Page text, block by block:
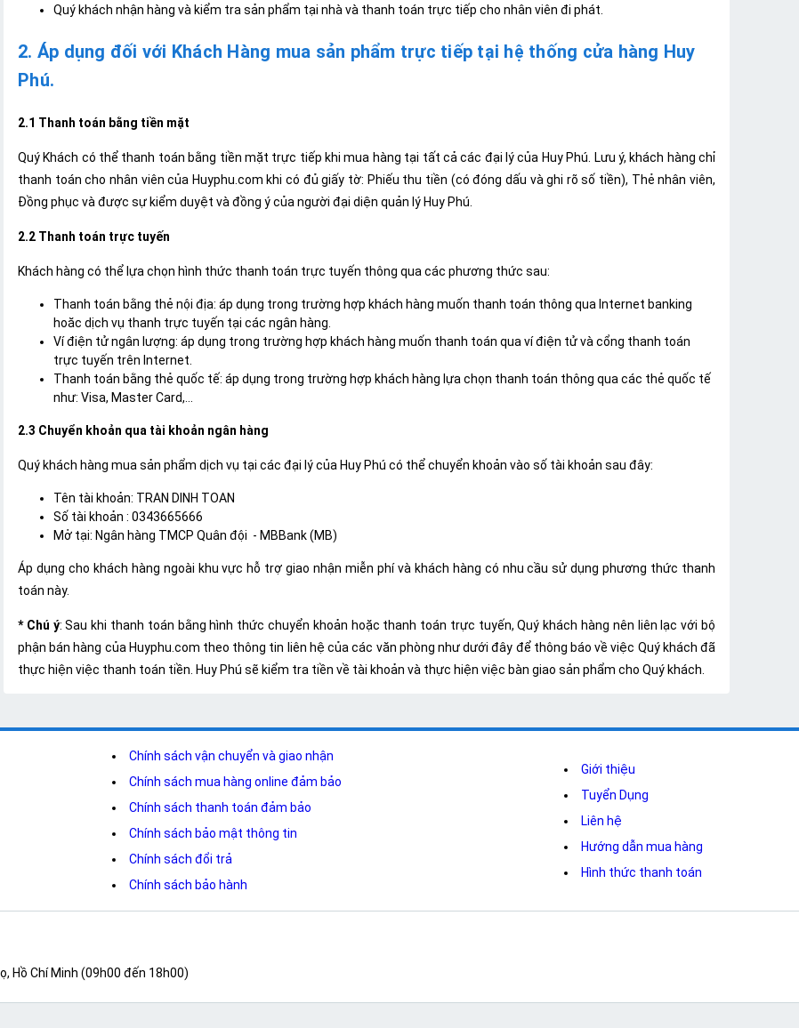
Quý khách nhận hàng và kiểm tra sản phẩm tại nhà và thanh toán trực tiếp cho nhân viên đi phát.
2. Áp dụng đối với Khách Hàng mua sản phẩm trực tiếp tại hệ thống cửa hàng Huy
Phú.
2.1 Thanh toán bằng tiền mặt
Quý Khách có thể thanh toán bằng tiền mặt trực tiếp khi mua hàng tại tất cả các đại lý của Huy Phú. Lưu ý, khách hàng chỉ
thanh toán cho nhân viên của Huyphu.com khi có đủ giấy tờ: Phiếu thu tiền (có đóng dấu và ghi rõ số tiền), Thẻ nhân viên,
Đồng phục và được sự kiểm duyệt và đồng ý của người đại diện quản lý Huy Phú.
2.2 Thanh toán trực tuyến
Khách hàng có thể lựa chọn hình thức thanh toán trực tuyến thông qua các phương thức sau:
Thanh toán bằng thẻ nội địa: áp dụng trong trường hợp khách hàng muốn thanh toán thông qua Internet banking
hoăc dịch vụ thanh trực tuyến tại các ngân hàng.
Ví điện tử ngân lượng: áp dụng trong trường hợp khách hàng muốn thanh toán qua ví điện tử và cổng thanh toán
trực tuyến trên Internet.
Thanh toán bằng thẻ quốc tế: áp dụng trong trường hợp khách hàng lựa chọn thanh toán thông qua các thẻ quốc tế
như: Visa, Master Card,...
2.3 Chuyển khoản qua tài khoản ngân hàng
Quý khách hàng mua sản phẩm dịch vụ tại các đại lý của Huy Phú có thể chuyển khoản vào số tài khoản sau đây:
Tên tài khoản: TRAN DINH TOAN
Số tài khoản : 0343665666
Mở tại: Ngân hàng TMCP Quân đội - MBBank (MB)
Áp dụng cho khách hàng ngoài khu vực hỗ trợ giao nhận miễn phí và khách hàng có nhu cầu sử dụng phương thức thanh
toán này.
* Chú ý: Sau khi thanh toán bằng hình thức chuyển khoản hoặc thanh toán trực tuyến, Quý khách hàng nên liên lạc với bộ
phận bán hàng của Huyphu.com theo thông tin liên hệ của các văn phòng như dưới đây để thông báo về việc Quý khách đã
thực hiện việc thanh toán tiền. Huy Phú sẽ kiểm tra tiền về tài khoản và thực hiện việc bàn giao sản phẩm cho Quý khách.
Chính sách vận chuyển và giao nhận
Chính sách mua hàng online đảm bảo
Chính sách thanh toán đảm bảo
Chính sách bảo mật thông tin
Chính sách đổi trả
Chính sách bảo hành
Giới thiệu
Tuyển Dụng
Liên hệ
Hướng dẫn mua hàng
Hình thức thanh toán
Hồ Chí Minh (09h00 đến 18h00)